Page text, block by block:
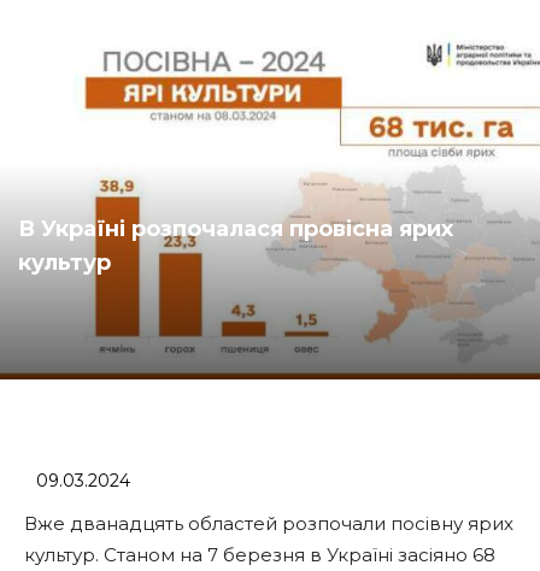
В Україні розпочалася провісна ярих
культур
09.03.2024
Вже дванадцять областей розпочали посівну ярих
культур. Станом на 7 березня в Україні засіяно 68